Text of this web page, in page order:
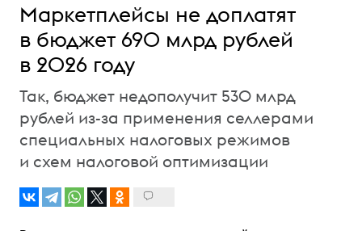
Маркетплейсы не доплатят
в бюджет 690 млрд рублей
в 2026 году
Так, бюджет недополучит 530 млрд
рублей из-за применения селлерами
специальных налоговых режимов
и схем налоговой оптимизации